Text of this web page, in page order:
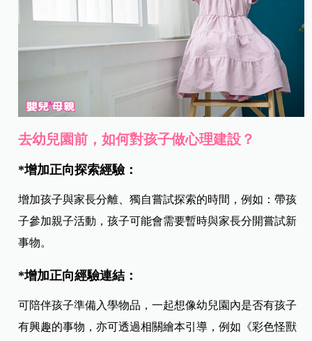
去幼兒園前，如何對孩子做心理建設？
*增加正向探索經驗：
增加孩子與家長分離、獨自嘗試探索的時間，例如：帶孩
子參加親子活動，孩子可能會需要暫時與家長分開嘗試新
事物。
*增加正向經驗連結：
可陪伴孩子準備入學物品，一起想像幼兒園內是否有孩子
有興趣的事物，亦可透過相關繪本引導，例如《彩色怪獸